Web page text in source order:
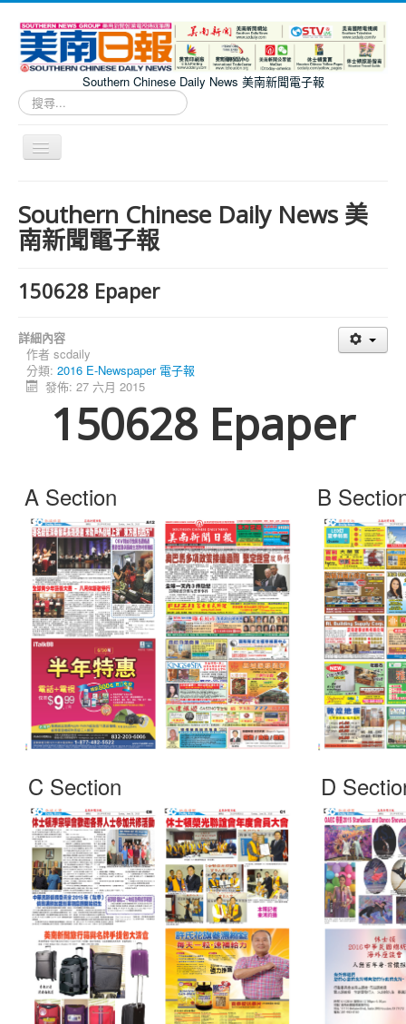
Southern Chinese Daily News 美南新聞電子報
搜
尋...
切
Southern Chinese Daily News 美
南新聞電子報
150628 Epaper
詳細內容
作者 scdaily
分類: 2016 E-Newspaper 電子報
發佈: 27 六月 2015
150628 Epaper
A Section B
C Section D